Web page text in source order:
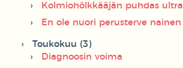
Kolmiohölkkääjän puhdas ultra
En ole nuori perusterve nainen
Toukokuu (3)
Diagnoosin voima